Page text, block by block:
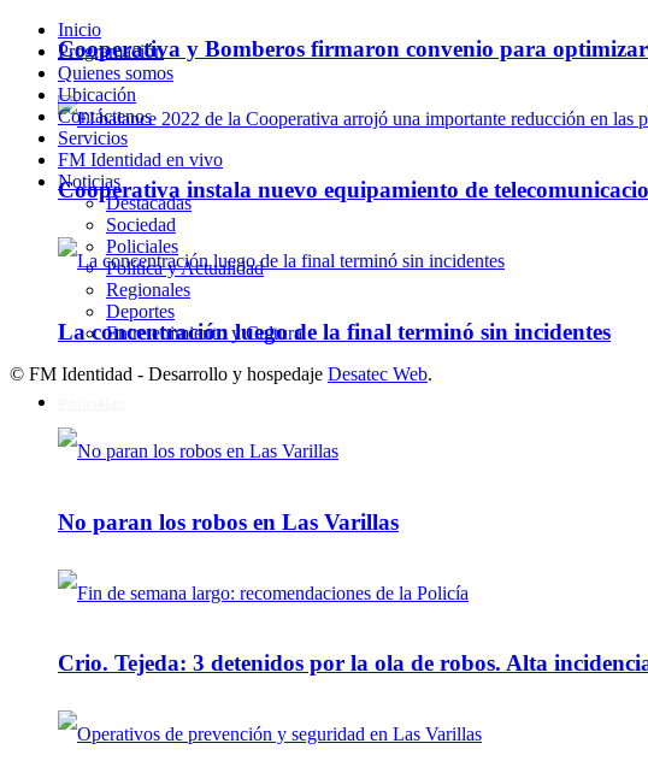
Cooperativa y Bomberos firmaron convenio para optimizar
Cooperativa instala nuevo equipamiento de
La concentración luego de la final terminó sin incidentes
No paran los robos en Las Varillas
Crio. Tejeda: 3 detenidos por la ola de robos. Alta
Inicio
Programación
Quienes somos
Ubicación
Contáctenos
Servicios
FM Identidad en vivo
Noticias
Destacadas
Sociedad
Policiales
Política y Actualidad
Regionales
Deportes
Entretenimiento y Cultura
© FM Identidad - Desarrollo y hospedaje Desatec Web.